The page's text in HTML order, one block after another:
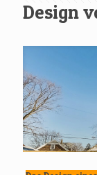
Design